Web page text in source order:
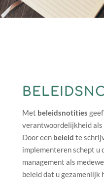
Met beleidsnotities
verantwoordelijkheid
Door een beleid te
implementeren schept u
management als
beleid dat u gezamenlijk